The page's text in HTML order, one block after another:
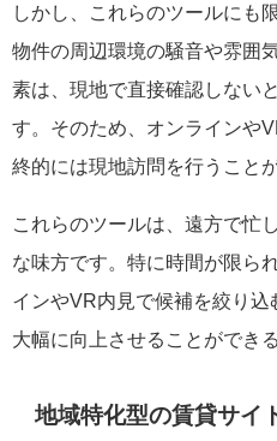
しかし、これらのツールにも
物件の周辺環境の騒音や雰囲
素は、現地で直接確認しない
す。そのため、オンラインや
終的には現地訪問を行うこと
これらのツールは、遠方で忙
な味方です。特に時間が限ら
インやVR内見で候補を絞り
大幅に向上させることができ
地域特化型の賃貸サイ